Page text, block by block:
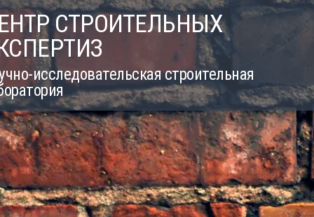
СТРОИТЕЛЬНЫХ
исследовательская строительная